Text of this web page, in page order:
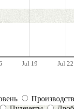
Jul 19 Jul 22